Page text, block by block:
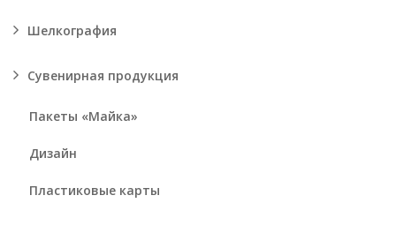
Шелкография
Сувенирная продукция
Пакеты «Майка»
Дизайн
Пластиковые карты